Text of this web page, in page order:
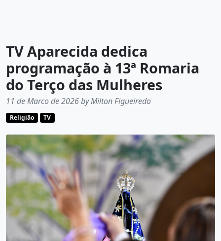
TV Aparecida dedica
programação à 13ª Romaria
do Terço das Mulheres
11 de Marco de 2026 by Milton Figueiredo
Religião TV